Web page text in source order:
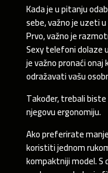
Kada je u pitanju
sebe, važno je uzeti
Prvo, važno je
Sexy telefoni dolaze
je važno pronaći onaj
odražavati vašu
Također, trebali
njegovu ergonomiju.
Ako preferirate
koristiti jednom
kompaktniji model. S